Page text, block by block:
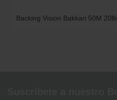
Backing Vision Bakkari 50M 20lb